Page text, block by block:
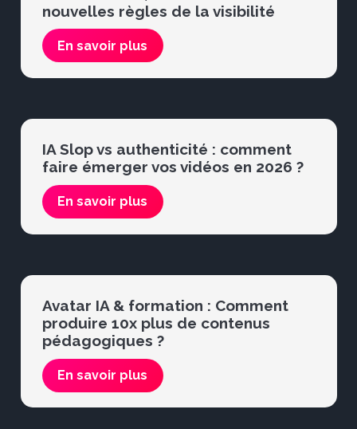
nouvelles règles de la visibilité
En savoir plus
IA Slop vs authenticité : comment
faire émerger vos vidéos en 2026 ?
En savoir plus
Avatar IA & formation : Comment
produire 10x plus de contenus
pédagogiques ?
En savoir plus